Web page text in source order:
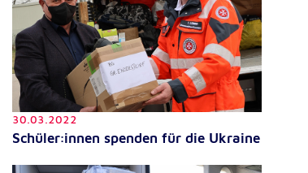
30.03.2022
Schüler:innen spenden für die Ukraine